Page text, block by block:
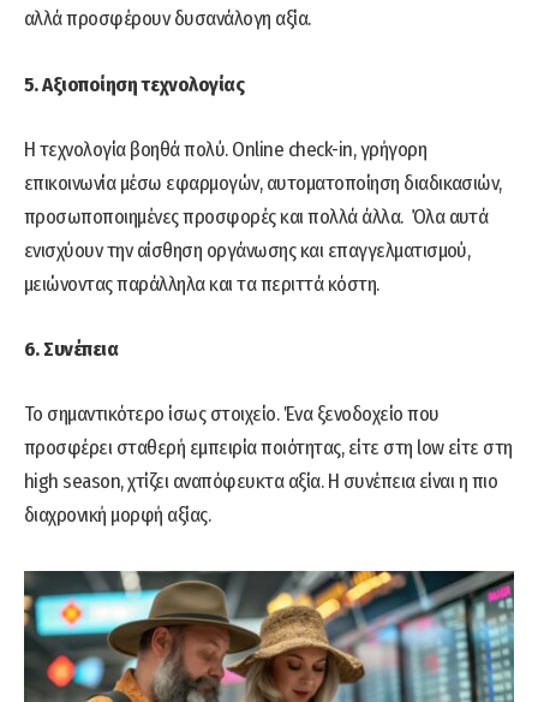
αλλά προσφέρουν δυσανάλογη αξία.
5. Αξιοποίηση τεχνολογίας
Η τεχνολογία βοηθά πολύ. Online check-in, γρήγορη
επικοινωνία μέσω εφαρμογών, αυτοματοποίηση διαδικασιών,
προσωποποιημένες προσφορές και πολλά άλλα. Όλα αυτά
ενισχύουν την αίσθηση οργάνωσης και επαγγελματισμού,
μειώνοντας παράλληλα και τα περιττά κόστη.
6. Συνέπεια
Το σημαντικότερο ίσως στοιχείο. Ένα ξενοδοχείο που
προσφέρει σταθερή εμπειρία ποιότητας, είτε στη low είτε στη
high season, χτίζει αναπόφευκτα αξία. Η συνέπεια είναι η πιο
διαχρονική μορφή αξίας.